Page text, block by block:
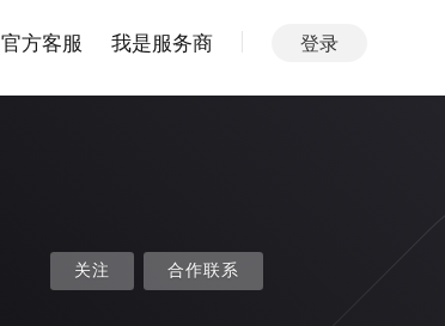
官方客服 我是服务商 登录
关注 合作联系